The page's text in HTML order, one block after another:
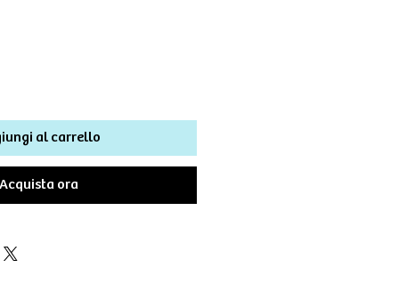
al carrello
Acquista ora